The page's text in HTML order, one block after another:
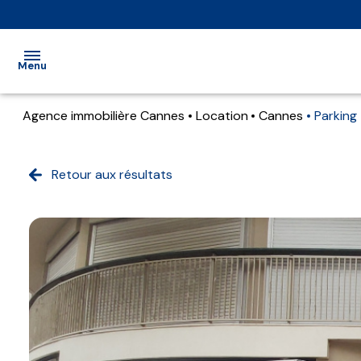
Menu
transaction
gestion
estimation
alerte
mail
Agence immobilière Cannes Location Cannes Parking
Retour aux résultats